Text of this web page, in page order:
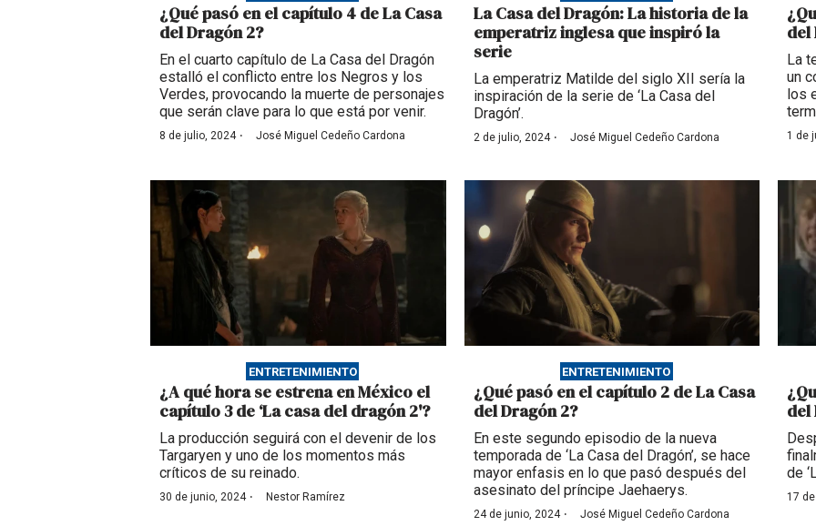
¿Qué pasó en el capítulo 4 de La Casa
del Dragón 2?
En el cuarto capítulo de La Casa del Dragón
estalló el conflicto entre los Negros y los
Verdes, provocando la muerte de personajes
que serán clave para lo que está por venir.
8 de julio, 2024· José Miguel Cedeño Cardona
La Casa del Dragón: La historia de la
emperatriz inglesa que inspiró la
serie
La emperatriz Matilde del siglo XII sería la
inspiración de la serie de ‘La Casa del
Dragón’.
2 de julio, 2024· José Miguel Cedeño Cardona
del
La
un
los
1 de
ENTRETENIMIENTO
¿A qué hora se estrena en México el
capítulo 3 de ‘La casa del dragón 2'?
La producción seguirá con el devenir de los
Targaryen y uno de los momentos más
críticos de su reinado.
30 de junio, 2024· Nestor Ramírez
ENTRETENIMIENTO
¿Qué pasó en el capítulo 2 de La Casa
del Dragón 2?
En este segundo episodio de la nueva
temporada de ‘La Casa del Dragón’, se hace
mayor enfasis en lo que pasó después del
asesinato del príncipe Jaehaerys.
24 de junio, 2024· José Miguel Cedeño Cardona
del
de
17